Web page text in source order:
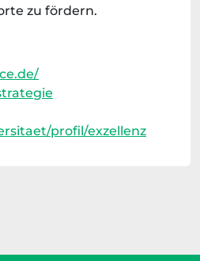
zu fördern.
profil/exzellenz